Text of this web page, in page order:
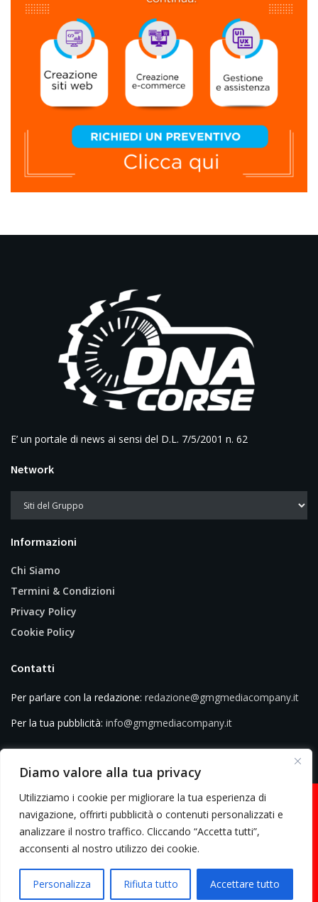
Diamo valore alla tua privacy
Utilizziamo i cookie per migliorare la tua esperienza di
navigazione, offrirti pubblicità o contenuti personalizzati e
analizzare il nostro traffico. Cliccando “Accetta tutti”,
acconsenti al nostro utilizzo dei cookie.
Personalizza Rifiuta tutto Accettare tutto
E’ un portale di news ai sensi del D.L. 7/5/2001 n. 62
Network
Informazioni
Chi Siamo
Termini & Condizioni
Privacy Policy
Cookie Policy
Contatti
Per parlare con la redazione: redazione@gmgmediacompany.it
Per la tua pubblicità: info@gmgmediacompany.it
© 2026 GMG Media Company Di Mossutti Gianluca | Sede legale: Corso
03234710642 | C.F: MSSGLC89D15L483O | REA: AV - 313130 | Domicilio
digitale: gmgmediacompany@pec.it